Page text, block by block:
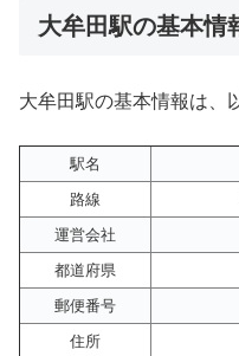
大牟田駅の基本情
大牟田駅の基本情報は、
駅名
路線
運営会社
都道府県
郵便番号
住所